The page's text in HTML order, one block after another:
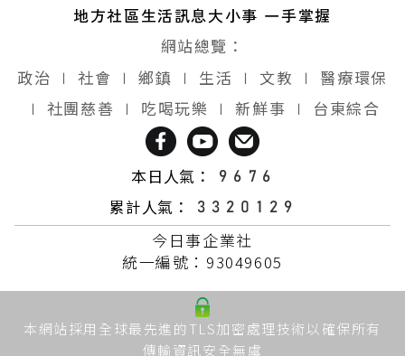
地方社區生活訊息大小事 一手掌握
網站總覽：
政治 ∣ 社會 ∣ 鄉鎮 ∣ 生活 ∣ 文教 ∣
醫療環保
∣ 社團慈善 ∣ 吃喝玩樂 ∣ 新鮮事 ∣ 台東綜合
本日人氣：
累計人氣：
今日事企業社
統一編號：93049605
本網站採用全球最先進的TLS加密處理技術以確保所有
傳輸資訊安全無虞